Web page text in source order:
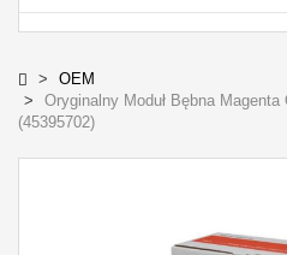
OEM
Oryginalny Moduł Bębna
(45395702)